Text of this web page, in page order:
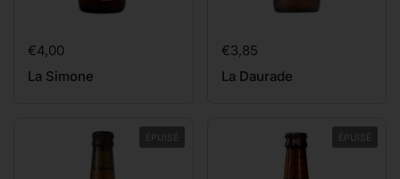
Prix:
€4,00
La Simone
Prix:
€3,85
La Daurade
ÉPUISÉ ÉPUISÉ